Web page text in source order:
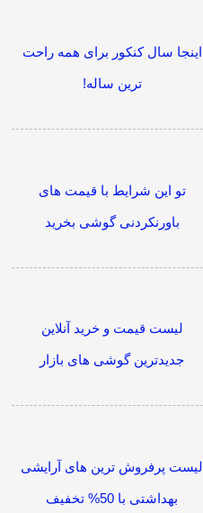
اینجا سال کنکور برای همه راحت
ترین ساله!
تو این شرایط با قیمت های
باورنکردنی گوشی بخرید
لیست قیمت و خرید آنلاین
جدیدترین گوشی های بازار
لیست پرفروش ترین های آرایشی
بهداشتی با 50% تخفیف